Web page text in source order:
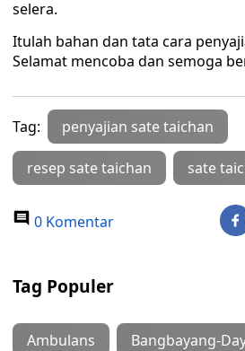
selera.
Itulah bahan dan tata cara
Selamat mencoba dan semoga
Tag: penyajian sate taichan
resep sate taichan sate
0 Komentar
Tag Populer
Ambulans Bangbayang-